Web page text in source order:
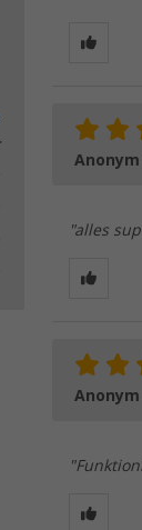
Anonym
"alles
Anonym